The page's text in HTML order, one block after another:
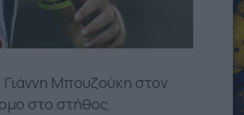
Μπουζούκη στον
στο στήθος.